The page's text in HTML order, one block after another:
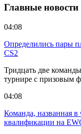
Главные новости
04:08
Определились пары
CS2
Тридцать две
турнире с призовым
04:08
Команда, названная в
квалификации на